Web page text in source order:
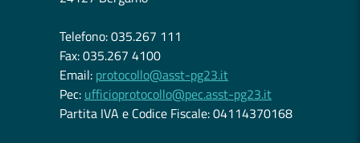
Telefono: 035.267 111
Fax: 035.267 4100
Email: protocollo@asst-pg23.it
Pec: ufficioprotocollo@pec.asst-pg23.it
Partita IVA e Codice Fiscale: 04114370168